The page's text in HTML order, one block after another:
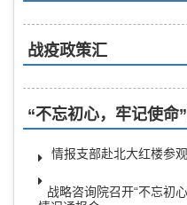
战疫政策汇
“不忘初心，牢记使命
情报支部赴北大红楼参
战略咨询院召开“不忘初